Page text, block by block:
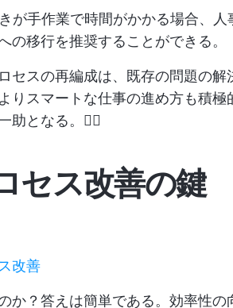
が手作業で時間がかかる場合、
の移行を推奨することができる。
セスの再編成は、既存の問題の
りスマートな仕事の進め方も積
助となる。👇🏼
セス改善の鍵
改善
か？答えは簡単である。効率性の